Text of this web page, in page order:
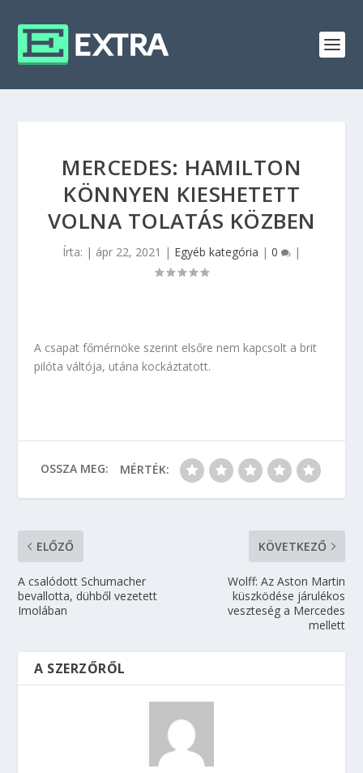
MERCEDES: HAMILTON
KÖNNYEN KIESHETETT
VOLNA TOLATÁS KÖZBEN
Írta: | ápr 22, 2021 | Egyéb kategória | 0 |
A csapat főmérnöke szerint elsőre nem kapcsolt a brit
pilóta váltója, utána kockáztatott.
OSSZA MEG: MÉRTÉK:
ELŐZŐ
A csalódott Schumacher
bevallotta, dühből vezetett
Imolában
KÖVETKEZŐ
Wolff: Az Aston Martin
küszködése járulékos
veszteség a Mercedes
mellett
A SZERZŐRŐL